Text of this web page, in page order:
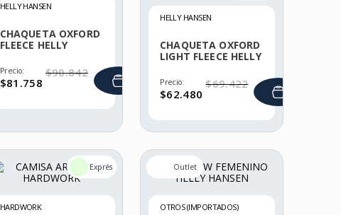
HELLY HANSEN
CHAQUETA OXFORD
FLEECE HELLY
Precio:
$81 .758
$90.842
HELLY HANSEN
CHAQUETA OXFORD
LIGHT FLEECE HELLY
Precio:
$62.480
$69.422
HARDWORK OTROS (IMPORTADOS)